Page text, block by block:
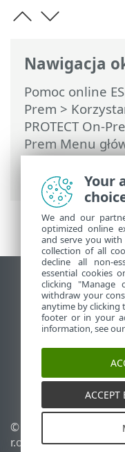
Nawigacja
Pomoc online
Prem >
PROTECT On-
Prem Menu
klienta>
sieci
Wyświetl
komputerów
End of Life
Baza wiedzy ESET
ESET Status Portal
Pomoc
© 1992 - 2026 ESET,
r.o. – Wszelkie prawa
Your
We and our
optimized online
and serve you with
collection of all
decline all non-
essential cookies
clicking "Manage
withdraw your
anytime by clicking
footer or in your
information, see our
ACCEPT